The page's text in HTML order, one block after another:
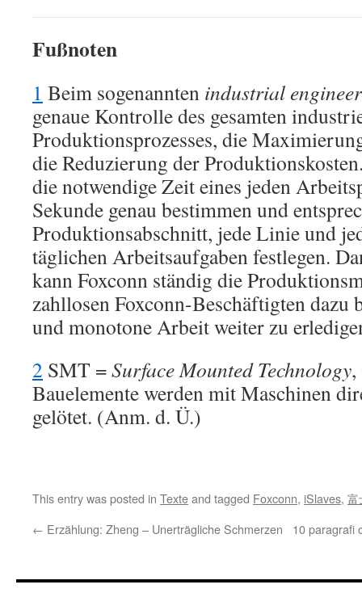
Fußnoten
1 Beim sogenannten industrial
genaue Kontrolle des gesamten
Produktionsprozesses, die
die Reduzierung der
die notwendige Zeit eines jeden
Sekunde genau bestimmen und
Produktionsabschnitt, jede Linie und
täglichen Arbeitsaufgaben festlegen.
kann Foxconn ständig die
zahllosen Foxconn-Beschäftigten dazu
und monotone Arbeit weiter zu
2 SMT =Surface Mounted Technology,
Bauelemente werden mit Maschinen
gelötet. (Anm. d. Ü.)
This entry was posted in Texteand tagged Foxconn, iSlaves, 富
← Erzählung: Zheng – Unerträgliche Schmerzen 10 paragrafi